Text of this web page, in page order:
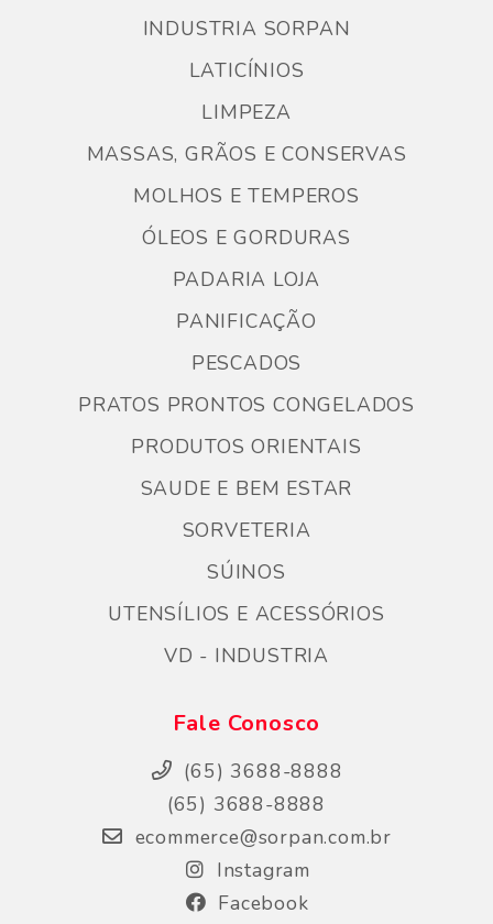
INDUSTRIA SORPAN
LATICÍNIOS
LIMPEZA
MASSAS, GRÃOS E CONSERVAS
MOLHOS E TEMPEROS
ÓLEOS E GORDURAS
PADARIA LOJA
PANIFICAÇÃO
PESCADOS
PRATOS PRONTOS CONGELADOS
PRODUTOS ORIENTAIS
SAUDE E BEM ESTAR
SORVETERIA
SÚINOS
UTENSÍLIOS E ACESSÓRIOS
VD - INDUSTRIA
Fale Conosco
(65) 3688-8888
(65) 3688-8888
ecommerce@sorpan.com.br
Instagram
Facebook